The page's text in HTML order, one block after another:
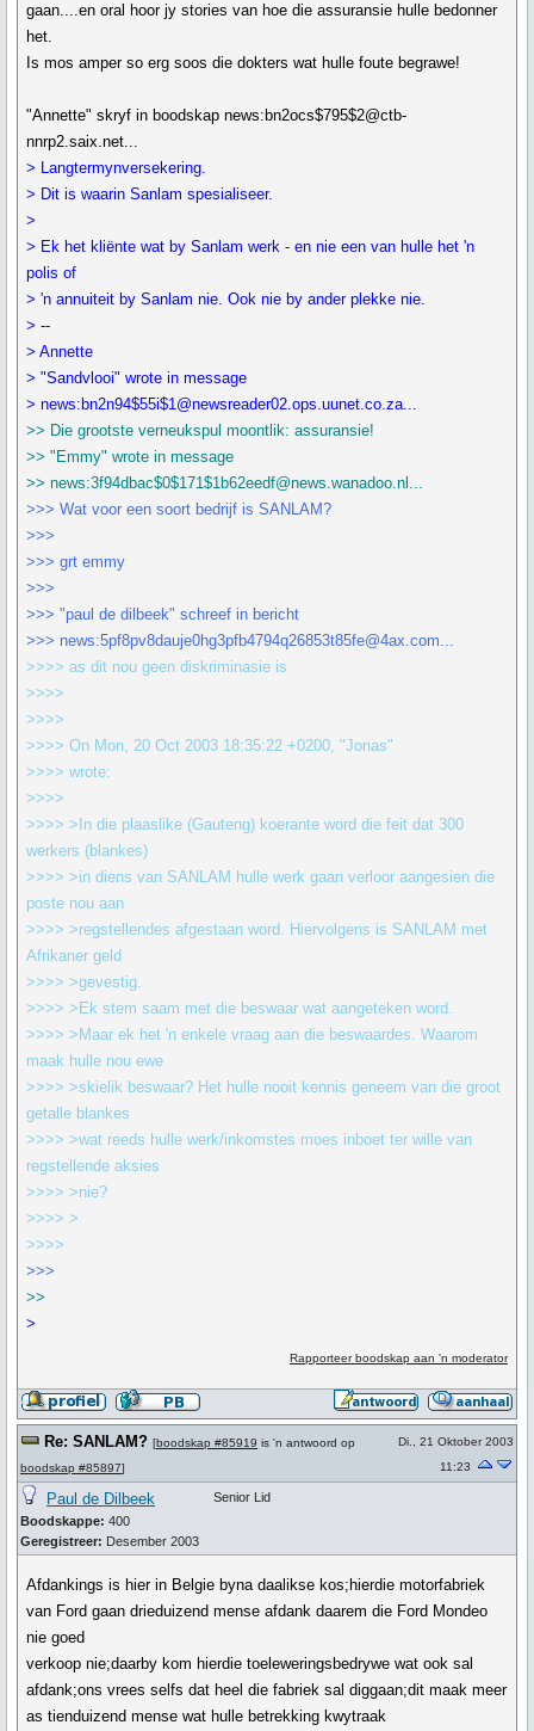
gaan....en oral hoor jy stories van hoe die assuransie hulle bedonner
het.
Is mos amper so erg soos die dokters wat hulle foute begrawe!
"Annette" skryf in boodskap news:bn2ocs$795$2@ctb-
nnrp2.saix.net...
> Langtermynversekering.
> Dit is waarin Sanlam spesialiseer.
>
> Ek het kliënte wat by Sanlam werk - en nie een van hulle het 'n
polis of
> 'n annuiteit by Sanlam nie. Ook nie by ander plekke nie.
> --
> Annette
> "Sandvlooi" wrote in message
> news:bn2n94$55i$1@newsreader02.ops.uunet.co.za...
>> Die grootste verneukspul moontlik: assuransie!
>> "Emmy" wrote in message
>> news:3f94dbac$0$171$1b62eedf@news.wanadoo.nl...
>>> Wat voor een soort bedrijf is SANLAM?
>>>
>>> grt emmy
>>>
>>> "paul de dilbeek" schreef in bericht
>>> news:5pf8pv8dauje0hg3pfb4794q26853t85fe@4ax.com...
>>>> as dit nou geen diskriminasie is
>>>>
>>>>
>>>> On Mon, 20 Oct 2003 18:35:22 +0200, "Jonas"
>>>> wrote:
>>>>
>>>> >In die plaaslike (Gauteng) koerante word die feit dat 300
werkers (blankes)
>>>> >in diens van SANLAM hulle werk gaan verloor aangesien die
poste nou aan
>>>> >regstellendes afgestaan word. Hiervolgens is SANLAM met
Afrikaner geld
>>>> >gevestig.
>>>> >Ek stem saam met die beswaar wat aangeteken word.
>>>> >Maar ek het 'n enkele vraag aan die beswaardes. Waarom
maak hulle nou ewe
>>>> >skielik beswaar? Het hulle nooit kennis geneem van die groot
getalle blankes
>>>> >wat reeds hulle werk/inkomstes moes inboet ter wille van
regstellende aksies
>>>> >nie?
>>>> >
>>>>
>>>
>>
>
Rapporteer boodskap aan 'n moderator
Re: SANLAM? [boodskap #85919 is 'n antwoord op
boodskap #85897]
Di., 21 Oktober 2003
11:23
Paul de Dilbeek
Boodskappe: 400
Geregistreer: Desember 2003
Senior Lid
Afdankings is hier in Belgie byna daalikse kos;hierdie motorfabriek
van Ford gaan drieduizend mense afdank daarem die Ford Mondeo
nie goed
verkoop nie;daarby kom hierdie toeleweringsbedrywe wat ook sal
afdank;ons vrees selfs dat heel die fabriek sal diggaan;dit maak meer
as tienduizend mense wat hulle betrekking kwytraak